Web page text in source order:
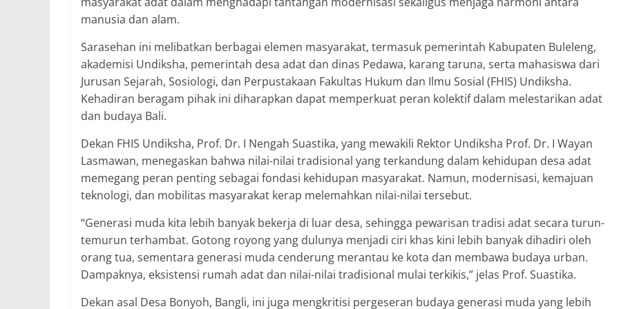
manusia dan alam.
Sarasehan ini melibatkan berbagai elemen masyarakat, termasuk pemerintah Kabupaten Buleleng,
akademisi Undiksha, pemerintah desa adat dan dinas Pedawa, karang taruna, serta mahasiswa dari
Jurusan Sejarah, Sosiologi, dan Perpustakaan Fakultas Hukum dan Ilmu Sosial (FHIS) Undiksha.
Kehadiran beragam pihak ini diharapkan dapat memperkuat peran kolektif dalam melestarikan adat
dan budaya Bali.
Dekan FHIS Undiksha, Prof. Dr. I Nengah Suastika, yang mewakili Rektor Undiksha Prof. Dr. I Wayan
Lasmawan, menegaskan bahwa nilai-nilai tradisional yang terkandung dalam kehidupan desa adat
memegang peran penting sebagai fondasi kehidupan masyarakat. Namun, modernisasi, kemajuan
teknologi, dan mobilitas masyarakat kerap melemahkan nilai-nilai tersebut.
“Generasi muda kita lebih banyak bekerja di luar desa, sehingga pewarisan tradisi adat secara turun-
temurun terhambat. Gotong royong yang dulunya menjadi ciri khas kini lebih banyak dihadiri oleh
orang tua, sementara generasi muda cenderung merantau ke kota dan membawa budaya urban.
Dampaknya, eksistensi rumah adat dan nilai-nilai tradisional mulai terkikis,” jelas Prof. Suastika.
Dekan asal Desa Bonyoh, Bangli, ini juga mengkritisi pergeseran budaya generasi muda yang lebih